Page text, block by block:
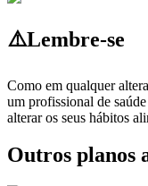
⚠️Lembre-se
Como em qualquer
um profissional de
alterar os seus hábitos
Outros planos